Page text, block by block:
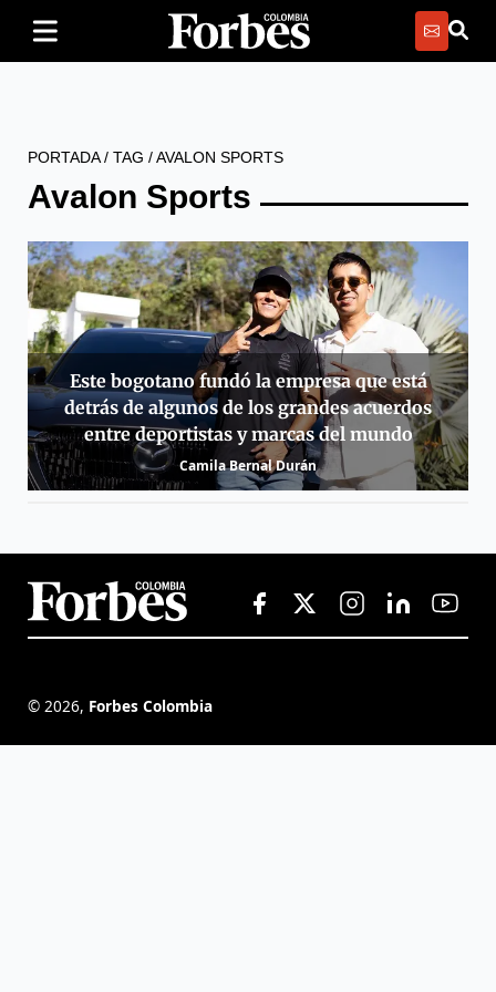
PORTADA/ TAG /AVALON SPORTS
Avalon Sports
Este bogotano fundó la empresa que está
detrás de algunos de los grandes acuerdos
entre deportistas y marcas del mundo
Camila Bernal Durán
© 2026, Forbes Colombia